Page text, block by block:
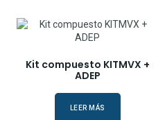
Kit compuesto KITMVX +
ADEP
LEER MÁS